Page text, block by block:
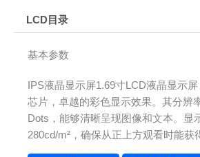
LCD目录
基本参数
IPS液晶显示屏1.69寸LCD液晶显示
芯片，卓越的彩色显示效果。其分辨
Dots，能够清晰呈现图像和文本。显
280cd/m²，确保从正上方观看时能获